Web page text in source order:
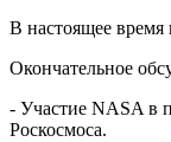
В настоящее время
Окончательное
- Участие NASA в
Роскосмоса.